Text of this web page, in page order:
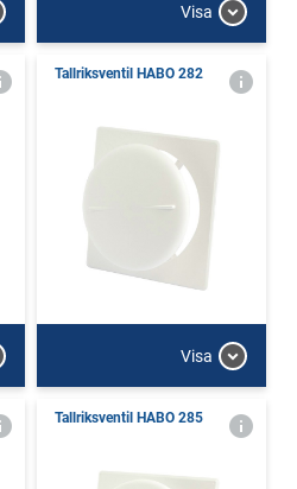
Visa
Tallriksventil HABO 282
Visa
Tallriksventil HABO 285